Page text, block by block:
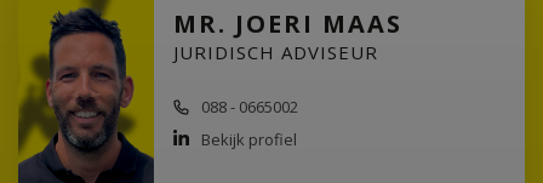
MR. JOERI MAAS
JURIDISCH ADVISEUR
088 - 0665002
Bekijk profiel